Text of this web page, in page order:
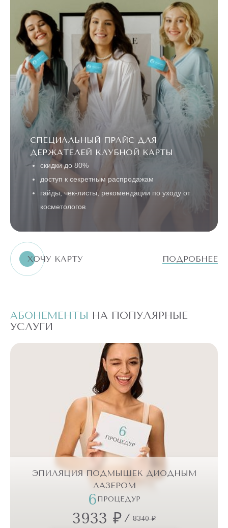
СПЕЦИАЛЬНЫЙ ПРАЙС ДЛЯ
ДЕРЖАТЕЛЕЙ КЛУБНОЙ КАРТЫ
скидки до 80%
доступ к секретным распродажам
гайды, чек-листы, рекомендации по уходу от
косметологов
ХОЧУ КАРТУ ПОДРОБНЕЕ
АБОНЕМЕНТЫ НА ПОПУЛЯРНЫЕ
УСЛУГИ
ЭПИЛЯЦИЯ ПОДМЫШЕК ДИОДНЫМ
ЛАЗЕРОМ
6ПРОЦЕДУР
3933 ₽ / 8340 ₽